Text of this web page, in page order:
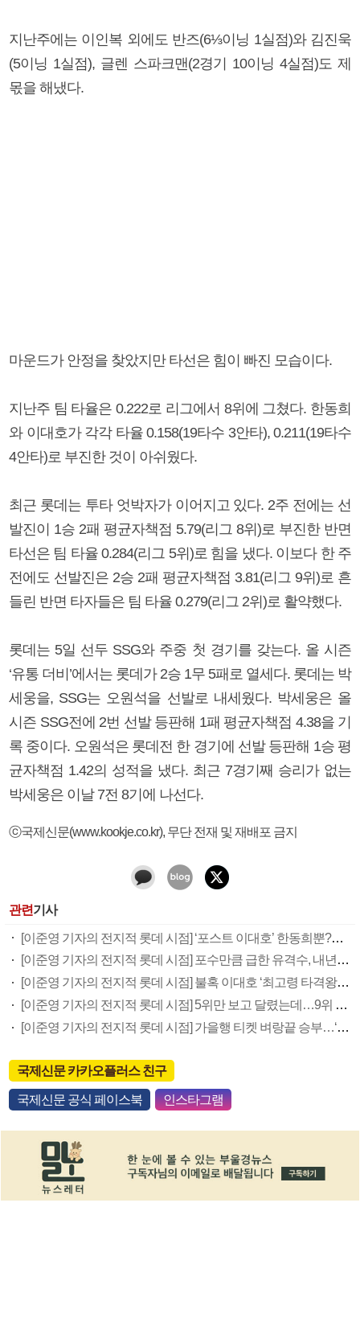
지난주에는 이인복 외에도 반즈(6⅓이닝 1실점)와 김진욱
(5이닝 1실점), 글렌 스파크맨(2경기 10이닝 4실점)도 제
몫을 해냈다.
마운드가 안정을 찾았지만 타선은 힘이 빠진 모습이다.
지난주 팀 타율은 0.222로 리그에서 8위에 그쳤다. 한동희
와 이대호가 각각 타율 0.158(19타수 3안타), 0.211(19타수
4안타)로 부진한 것이 아쉬웠다.
최근 롯데는 투타 엇박자가 이어지고 있다. 2주 전에는 선
발진이 1승 2패 평균자책점 5.79(리그 8위)로 부진한 반면
타선은 팀 타율 0.284(리그 5위)로 힘을 냈다. 이보다 한 주
전에도 선발진은 2승 2패 평균자책점 3.81(리그 9위)로 흔
들린 반면 타자들은 팀 타율 0.279(리그 2위)로 활약했다.
롯데는 5일 선두 SSG와 주중 첫 경기를 갖는다. 올 시즌
‘유통 더비’에서는 롯데가 2승 1무 5패로 열세다. 롯데는 박
세웅을, SSG는 오원석을 선발로 내세웠다. 박세웅은 올
시즌 SSG전에 2번 선발 등판해 1패 평균자책점 4.38을 기
록 중이다. 오원석은 롯데전 한 경기에 선발 등판해 1승 평
균자책점 1.42의 성적을 냈다. 최근 7경기째 승리가 없는
박세웅은 이날 7전 8기에 나선다.
ⓒ국제신문(www.kookje.co.kr), 무단 전재 및 재배포 금지
관련기사
[이준영 기자의 전지적 롯데 시점] ‘포스트 이대호’ 한동희뿐?…거포자원 더 키워라
[이준영 기자의 전지적 롯데 시점] 포수만큼 급한 유격수, 내년에도 무한 내부경쟁입니까
[이준영 기자의 전지적 롯데 시점] 불혹 이대호 ‘최고령 타격왕’으로 피날레 장식할까
[이준영 기자의 전지적 롯데 시점] 5위만 보고 달렸는데…9위 추락 걱정할 판
[이준영 기자의 전지적 롯데 시점] 가을행 티켓 벼랑끝 승부…‘호랑이 공포증’을 털어라
국제신문 카카오플러스 친구
국제신문 공식 페이스북 인스타그램